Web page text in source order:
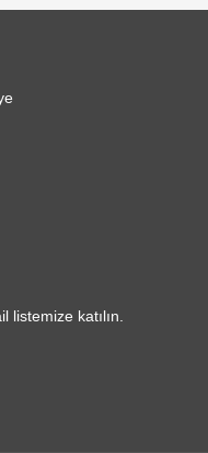
katılın.